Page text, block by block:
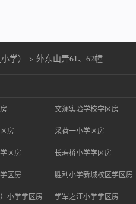
学） > 外东山弄61、62幢
文澜实验学校学区房
房 采荷一小学区房
区房 长寿桥小学学区房
区房 胜利小学新城校区学区房
小学学区房 学军之江小学学区房